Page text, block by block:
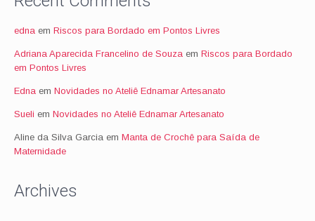
edna em Riscos para Bordado em Pontos Livres
Adriana Aparecida Francelino de Souza em Riscos para Bordado
em Pontos Livres
Edna em Novidades no Ateliê Ednamar Artesanato
Sueli em Novidades no Ateliê Ednamar Artesanato
Aline da Silva Garcia em Manta de Crochê para Saída de
Maternidade
Archives